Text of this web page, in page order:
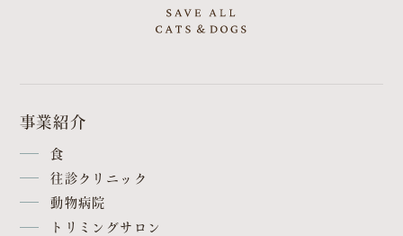
事業紹介
食
往診クリニック
動物病院
トリミングサロン